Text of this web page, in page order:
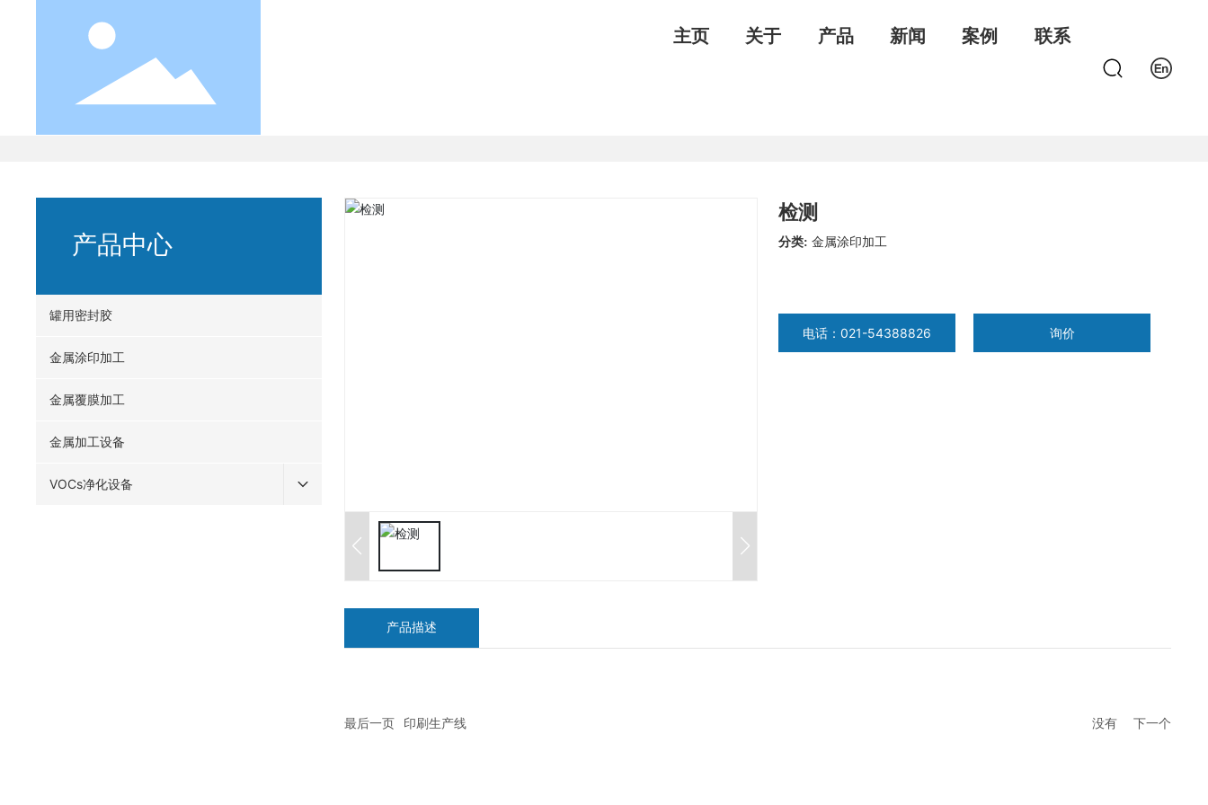
主页 关于 产品 新闻 案例 联系
产品
产品中心
罐用密封胶
金属涂印加工
金属覆膜加工
金属加工设备
VOCs净化设备
检测
分类: 金属涂印加工
电话：021-54388826 询价
产品描述
最后一页 印刷生产线 没有 下一个